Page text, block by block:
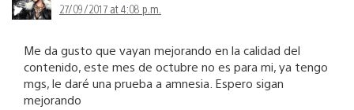
27/09/2017 at 4:08 p.m.
Me da gusto que vayan mejorando en la calidad del
contenido, este mes de octubre no es para mi, ya tengo
mgs, le daré una prueba a amnesia. Espero sigan
mejorando